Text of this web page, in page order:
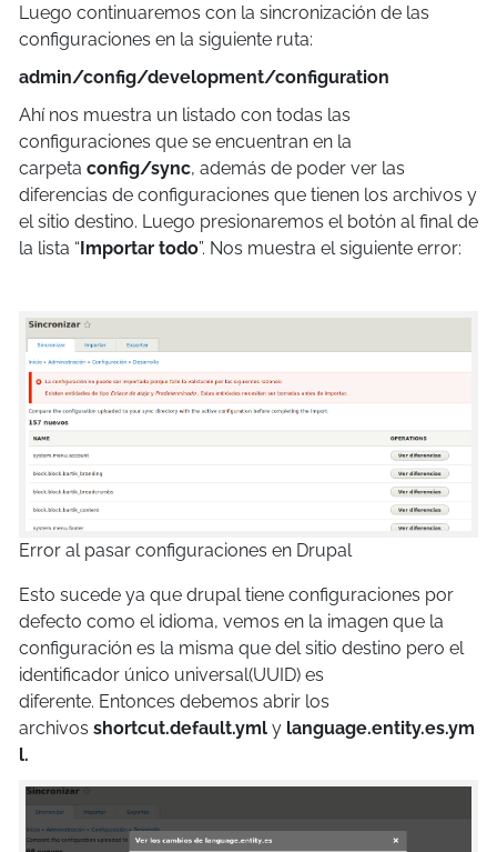
Luego continuaremos con la sincronización de las
configuraciones en la siguiente ruta:
admin/config/development/configuration
Ahí nos muestra un listado con todas las
configuraciones que se encuentran en la
carpeta config/sync, además de poder ver las
diferencias de configuraciones que tienen los archivos y
el sitio destino. Luego presionaremos el botón al final de
la lista “Importar todo”. Nos muestra el siguiente error:
Error al pasar configuraciones en Drupal
Esto sucede ya que drupal tiene configuraciones por
defecto como el idioma, vemos en la imagen que la
configuración es la misma que del sitio destino pero el
identificador único universal(UUID) es
diferente. Entonces debemos abrir los
archivos shortcut.default.yml y language.entity.es.ym
l.